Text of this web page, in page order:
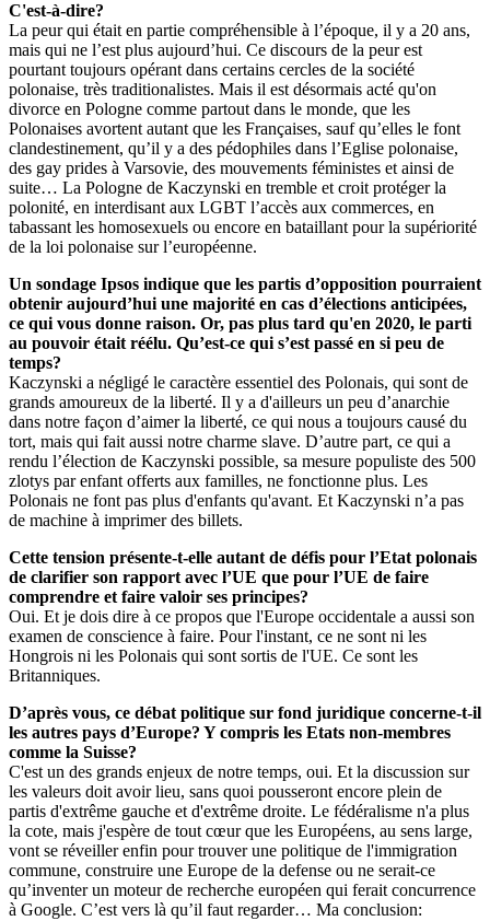
C'est-à-dire?
La peur qui était en partie compréhensible à l’époque, il y a 20 ans,
mais qui ne l’est plus aujourd’hui. Ce discours de la peur est
pourtant toujours opérant dans certains cercles de la société
polonaise, très traditionalistes. Mais il est désormais acté qu'on
divorce en Pologne comme partout dans le monde, que les
Polonaises avortent autant que les Françaises, sauf qu’elles le font
clandestinement, qu’il y a des pédophiles dans l’Eglise polonaise,
des gay prides à Varsovie, des mouvements féministes et ainsi de
suite… La Pologne de Kaczynski en tremble et croit protéger la
polonité, en interdisant aux LGBT l’accès aux commerces, en
tabassant les homosexuels ou encore en bataillant pour la supériorité
de la loi polonaise sur l’européenne.
Un sondage Ipsos indique que les partis d’opposition pourraient
obtenir aujourd’hui une majorité en cas d’élections anticipées,
ce qui vous donne raison. Or, pas plus tard qu'en 2020, le parti
au pouvoir était réélu. Qu’est-ce qui s’est passé en si peu de
temps?
Kaczynski a négligé le caractère essentiel des Polonais, qui sont de
grands amoureux de la liberté. Il y a d'ailleurs un peu d’anarchie
dans notre façon d’aimer la liberté, ce qui nous a toujours causé du
tort, mais qui fait aussi notre charme slave. D’autre part, ce qui a
rendu l’élection de Kaczynski possible, sa mesure populiste des 500
zlotys par enfant offerts aux familles, ne fonctionne plus. Les
Polonais ne font pas plus d'enfants qu'avant. Et Kaczynski n’a pas
de machine à imprimer des billets.
Cette tension présente-t-elle autant de défis pour l’Etat polonais
de clarifier son rapport avec l’UE que pour l’UE de faire
comprendre et faire valoir ses principes?
Oui. Et je dois dire à ce propos que l'Europe occidentale a aussi son
examen de conscience à faire. Pour l'instant, ce ne sont ni les
Hongrois ni les Polonais qui sont sortis de l'UE. Ce sont les
Britanniques.
D’après vous, ce débat politique sur fond juridique concerne-t-il
les autres pays d’Europe? Y compris les Etats non-membres
comme la Suisse?
C'est un des grands enjeux de notre temps, oui. Et la discussion sur
les valeurs doit avoir lieu, sans quoi pousseront encore plein de
partis d'extrême gauche et d'extrême droite. Le fédéralisme n'a plus
la cote, mais j'espère de tout cœur que les Européens, au sens large,
vont se réveiller enfin pour trouver une politique de l'immigration
commune, construire une Europe de la defense ou ne serait-ce
qu’inventer un moteur de recherche européen qui ferait concurrence
à Google. C’est vers là qu’il faut regarder… Ma conclusion: